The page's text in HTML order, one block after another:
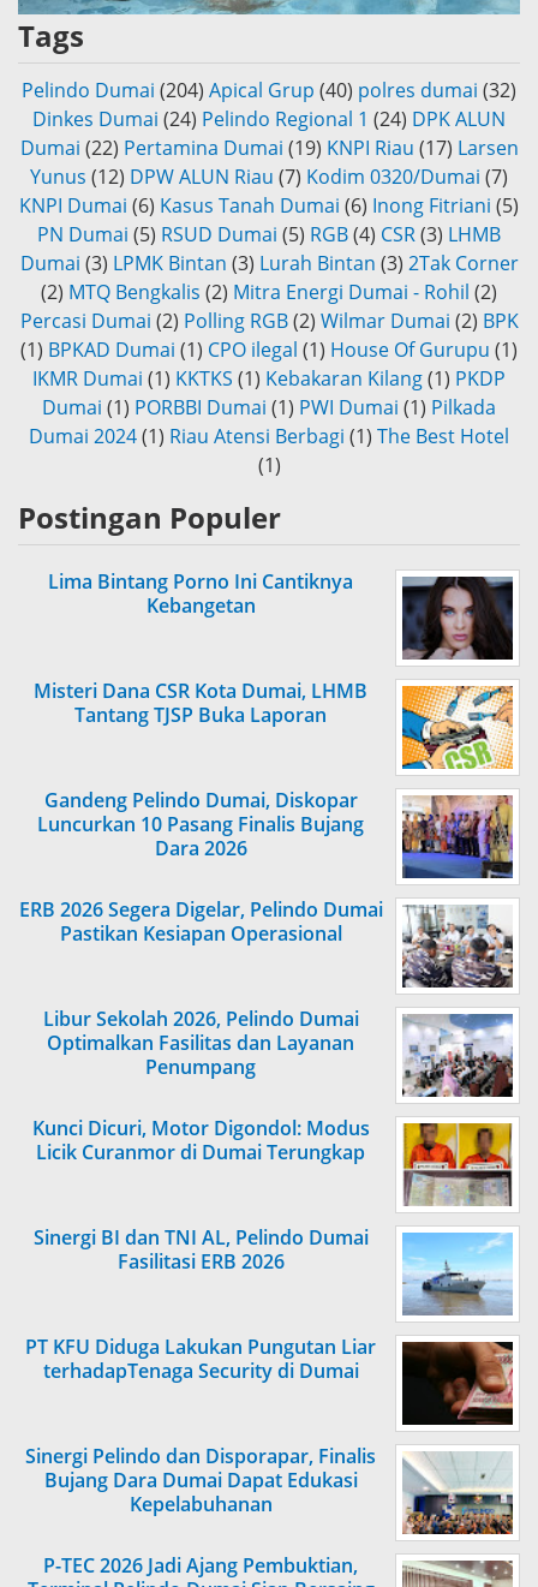
Tags
Pelindo Dumai (204) Apical Grup (40) polres dumai (32)
Dinkes Dumai (24) Pelindo Regional 1 (24) DPK ALUN
Dumai (22) Pertamina Dumai (19) KNPI Riau (17) Larsen
Yunus (12) DPW ALUN Riau (7) Kodim 0320/Dumai (7)
KNPI Dumai (6) Kasus Tanah Dumai (6) Inong Fitriani (5)
PN Dumai (5) RSUD Dumai (5) RGB(4) CSR(3) LHMB
Dumai (3) LPMK Bintan (3) Lurah Bintan (3) 2Tak Corner
(2) MTQ Bengkalis (2) Mitra Energi Dumai - Rohil (2)
Percasi Dumai (2) Polling RGB (2) Wilmar Dumai (2) BPK
(1) BPKAD Dumai (1) CPO ilegal (1) House Of Gurupu (1)
IKMR Dumai (1) KKTKS (1) Kebakaran Kilang(1) PKDP
Dumai (1) PORBBI Dumai (1) PWI Dumai (1) Pilkada
Dumai 2024(1) Riau Atensi Berbagi (1) The Best Hotel
(1)
Postingan Populer
Lima Bintang Porno Ini Cantiknya
Kebangetan
Misteri Dana CSR Kota Dumai, LHMB
Tantang TJSP Buka Laporan
Gandeng Pelindo Dumai, Diskopar
Luncurkan 10 Pasang Finalis Bujang
Dara 2026
ERB 2026 Segera Digelar, Pelindo Dumai
Pastikan Kesiapan Operasional
Libur Sekolah 2026, Pelindo Dumai
Optimalkan Fasilitas dan Layanan
Penumpang
Kunci Dicuri, Motor Digondol: Modus
Licik Curanmor di Dumai Terungkap
Sinergi BI dan TNI AL, Pelindo Dumai
Fasilitasi ERB 2026
PT KFU Diduga Lakukan Pungutan Liar
terhadapTenaga Security di Dumai
Sinergi Pelindo dan Disporapar, Finalis
Bujang Dara Dumai Dapat Edukasi
Kepelabuhanan
P-TEC 2026 Jadi Ajang Pembuktian,